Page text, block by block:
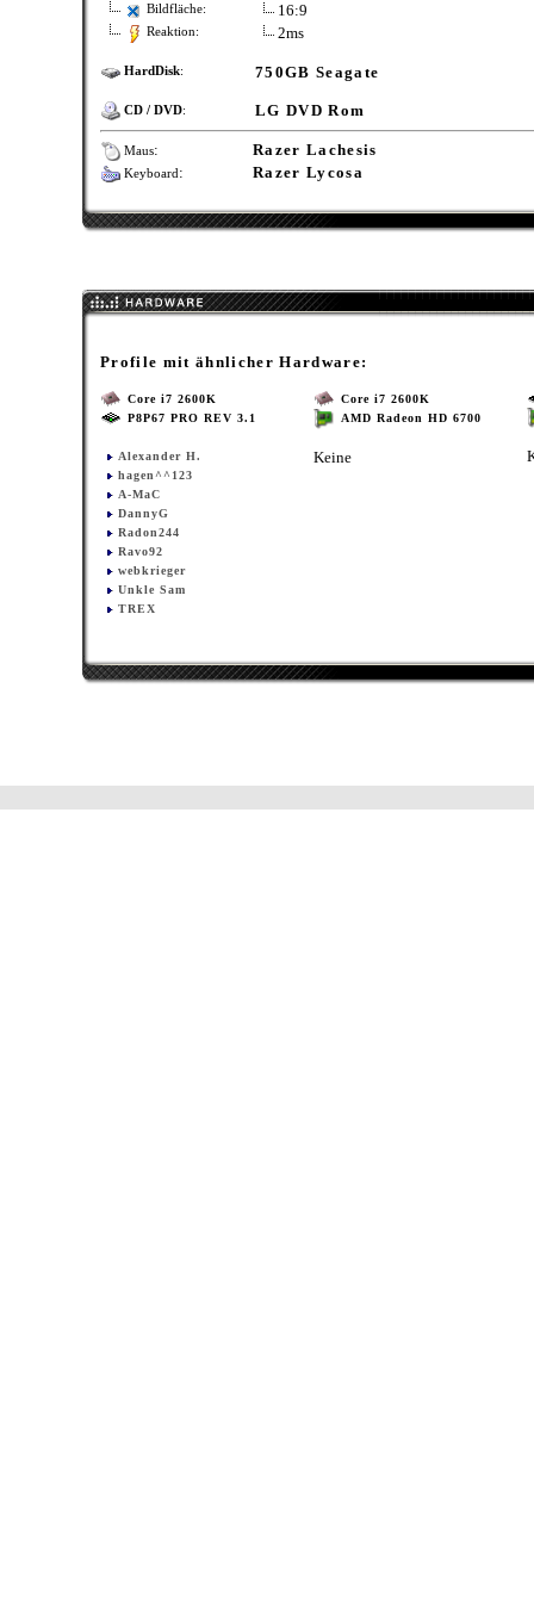
Bildfläche: 16:9
Reaktion: 2ms
HardDisk: 750GB Seagate
CD / DVD: LG DVD Rom
Maus: Razer Lachesis
Keyboard: Razer Lycosa
Profile mit ähnlicher Hardware:
Core i7 2600K
P8P67 PRO REV 3.1
Alexander H.
hagen^^123
A-MaC
DannyG
Radon244
Ravo92
webkrieger
Unkle Sam
TREX
Core i7 2600K
AMD Radeon HD 6700
Keine